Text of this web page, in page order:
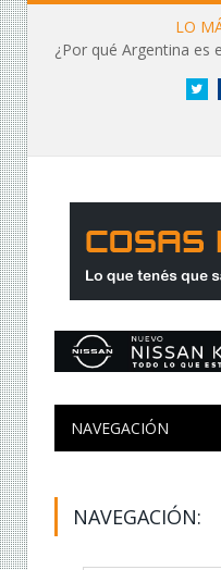
LO
¿Por qué Argentina es
NAVEGACIÓN
NAVEGACIÓN: